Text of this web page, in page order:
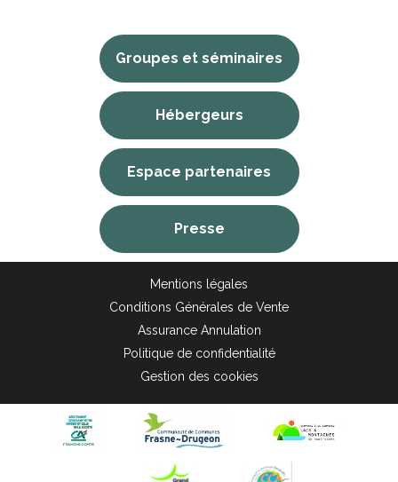
Groupes et séminaires
Hébergeurs
Espace partenaires
Presse
Mentions légales
Conditions Générales de Vente
Assurance Annulation
Politique de confidentialité
Gestion des cookies